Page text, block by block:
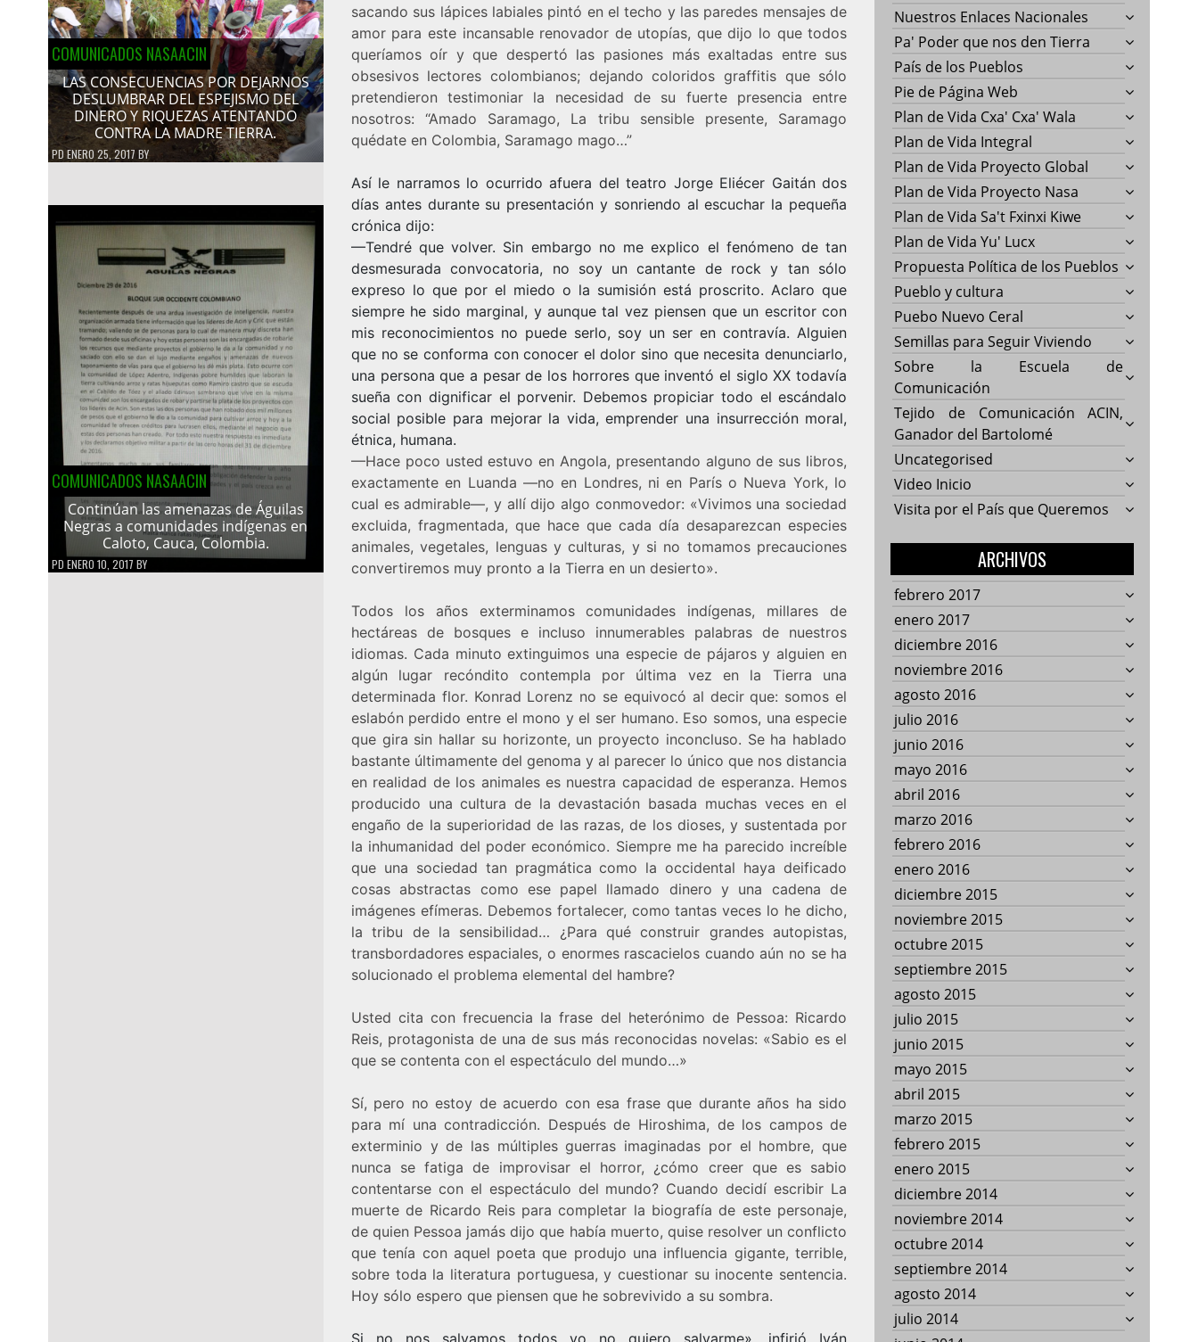
COMUNICADOS NASAACIN
LAS CONSECUENCIAS POR DEJARNOS
DESLUMBRAR DEL ESPEJISMO DEL
DINERO Y RIQUEZAS ATENTANDO
CONTRA LA MADRE TIERRA.
PDENERO 25, 2017 BY
COMUNICADOS NASAACIN
Continúan las amenazas de Águilas
Negras a comunidades indígenas en
Caloto, Cauca, Colombia.
PD ENERO 10, 2017 BY
sacando sus lápices labiales pintó en el techo y las paredes mensajes de
amor para este incansable renovador de utopías, que dijo lo que todos
queríamos oír y que despertó las pasiones más exaltadas entre sus
obsesivos lectores colombianos; dejando coloridos graffitis que sólo
pretendieron testimoniar la necesidad de su fuerte presencia entre
nosotros: “Amado Saramago, La tribu sensible presente, Saramago
quédate en Colombia, Saramago mago…”
Así le narramos lo ocurrido afuera del teatro Jorge Eliécer Gaitán dos
días antes durante su presentación y sonriendo al escuchar la pequeña
crónica dijo:
—Tendré que volver. Sin embargo no me explico el fenómeno de tan
desmesurada convocatoria, no soy un cantante de rock y tan sólo
expreso lo que por el miedo o la sumisión está proscrito. Aclaro que
siempre he sido marginal, y aunque tal vez piensen que un escritor con
mis reconocimientos no puede serlo, soy un ser en contravía. Alguien
que no se conforma con conocer el dolor sino que necesita denunciarlo,
una persona que a pesar de los horrores que inventó el siglo XX todavía
sueña con dignificar el porvenir. Debemos propiciar todo el escándalo
social posible para mejorar la vida, emprender una insurrección moral,
étnica, humana.
—Hace poco usted estuvo en Angola, presentando alguno de sus libros,
exactamente en Luanda —no en Londres, ni en París o Nueva York, lo
cual es admirable—, y allí dijo algo conmovedor: «Vivimos una sociedad
excluida, fragmentada, que hace que cada día desaparezcan especies
animales, vegetales, lenguas y culturas, y si no tomamos precauciones
convertiremos muy pronto a la Tierra en un desierto».
Todos los años exterminamos comunidades indígenas, millares de
hectáreas de bosques e incluso innumerables palabras de nuestros
idiomas. Cada minuto extinguimos una especie de pájaros y alguien en
algún lugar recóndito contempla por última vez en la Tierra una
determinada flor. Konrad Lorenz no se equivocó al decir que: somos el
eslabón perdido entre el mono y el ser humano. Eso somos, una especie
que gira sin hallar su horizonte, un proyecto inconcluso. Se ha hablado
bastante últimamente del genoma y al parecer lo único que nos distancia
en realidad de los animales es nuestra capacidad de esperanza. Hemos
producido una cultura de la devastación basada muchas veces en el
engaño de la superioridad de las razas, de los dioses, y sustentada por
la inhumanidad del poder económico. Siempre me ha parecido increíble
que una sociedad tan pragmática como la occidental haya deificado
cosas abstractas como ese papel llamado dinero y una cadena de
imágenes efímeras. Debemos fortalecer, como tantas veces lo he dicho,
la tribu de la sensibilidad… ¿Para qué construir grandes autopistas,
transbordadores espaciales, o enormes rascacielos cuando aún no se ha
solucionado el problema elemental del hambre?
Usted cita con frecuencia la frase del heterónimo de Pessoa: Ricardo
Reis, protagonista de una de sus más reconocidas novelas: «Sabio es el
que se contenta con el espectáculo del mundo…»
Sí, pero no estoy de acuerdo con esa frase que durante años ha sido
para mí una contradicción. Después de Hiroshima, de los campos de
exterminio y de las múltiples guerras imaginadas por el hombre, que
nunca se fatiga de improvisar el horror, ¿cómo creer que es sabio
contentarse con el espectáculo del mundo? Cuando decidí escribir La
muerte de Ricardo Reis para completar la biografía de este personaje,
de quien Pessoa jamás dijo que había muerto, quise resolver un conflicto
que tenía con aquel poeta que produjo una influencia gigante, terrible,
sobre toda la literatura portuguesa, y cuestionar su inocente sentencia.
Hoy sólo espero que piensen que he sobrevivido a su sombra.
Si no nos salvamos todos yo no quiero salvarme», infirió Iván
Nuestros Enlaces Nacionales
Pa' Poder que nos den Tierra
País de los Pueblos
Pie de Página Web
Plan de Vida Cxa' Cxa' Wala
Plan de Vida Integral
Plan de Vida Proyecto Global
Plan de Vida Proyecto Nasa
Plan de Vida Sa't Fxinxi Kiwe
Plan de Vida Yu' Lucx
Propuesta Política de los Pueblos
Pueblo y cultura
Puebo Nuevo Ceral
Semillas para Seguir Viviendo
Sobre la Escuela de
Comunicación
Tejido de Comunicación ACIN,
Ganador del Bartolomé
Uncategorised
Video Inicio
Visita por el País que Queremos
ARCHIVOS
febrero 2017
enero 2017
diciembre 2016
noviembre 2016
agosto 2016
julio 2016
junio 2016
mayo 2016
abril 2016
marzo 2016
febrero 2016
enero 2016
diciembre 2015
noviembre 2015
octubre 2015
septiembre 2015
agosto 2015
julio 2015
junio 2015
mayo 2015
abril 2015
marzo 2015
febrero 2015
enero 2015
diciembre 2014
noviembre 2014
octubre 2014
septiembre 2014
agosto 2014
julio 2014